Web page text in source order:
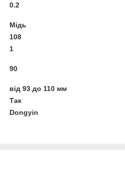
0.2
Мідь
108
1
90
від 93 до 110 мм
Так
Dongyin